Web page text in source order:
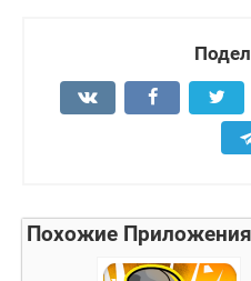
Похожие Приложения